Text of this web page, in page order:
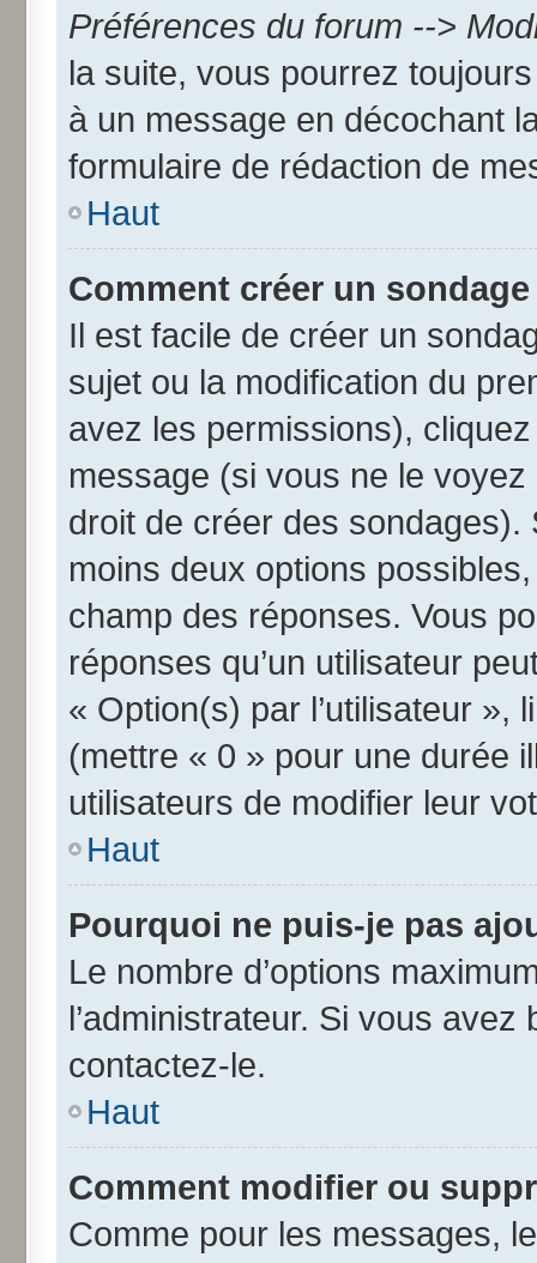
Préférences du forum -->
la suite, vous pourrez
à un message en décochant
formulaire de rédaction de
Haut
Comment créer un
Il est facile de créer un
sujet ou la modification du
avez les permissions),
message (si vous ne le
droit de créer des
moins deux options
champ des réponses. Vous
réponses qu’un utilisateur
« Option(s) par l’utilisateur »,
(mettre « 0 » pour une durée
utilisateurs de modifier leur
Haut
Pourquoi ne puis-je pas
Le nombre d’options
l’administrateur. Si vous avez
contactez-le.
Haut
Comment modifier ou
Comme pour les messages,